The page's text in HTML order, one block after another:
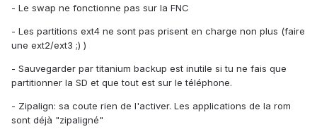
- Le swap ne fonctionne pas sur la FNC
- Les partitions ext4 ne sont pas prisent en charge non plus (faire
une ext2/ext3 ;) )
- Sauvegarder par titanium backup est inutile si tu ne fais que
partitionner la SD et que tout est sur le téléphone.
- Zipalign: sa coute rien de l'activer. Les applications de la rom
sont déjà "zipaligné"